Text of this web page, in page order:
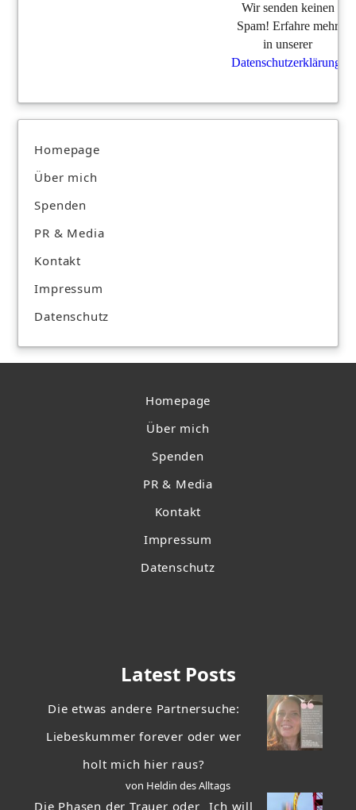
Wir senden keinen
Spam! Erfahre mehr
in unserer
Datenschutzerklärung
Homepage
Über mich
Spenden
PR & Media
Kontakt
Impressum
Datenschutz
Homepage
Über mich
Spenden
PR & Media
Kontakt
Impressum
Datenschutz
Latest Posts
Die etwas andere Partnersuche:
Liebeskummer forever oder wer
holt mich hier raus?
von Heldin des Alltags
Die Phasen der Trauer oder „Ich will